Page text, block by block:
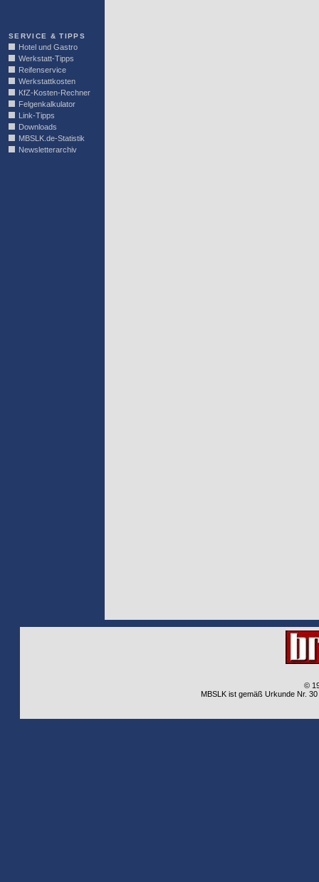
SERVICE & TIPPS
Hotel und Gastro
Werkstatt-Tipps
Reifenservice
Werkstattkosten
KfZ-Kosten-Rechner
Felgenkalkulator
Link-Tipps
Downloads
MBSLK.de-Statistik
Newsletterarchiv
©
MBSLK ist gemäß Urkunde Nr.